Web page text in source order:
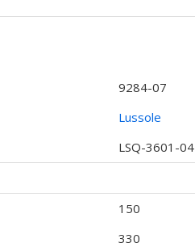
9284-07
Lussole
LSQ-3601-04
150
330